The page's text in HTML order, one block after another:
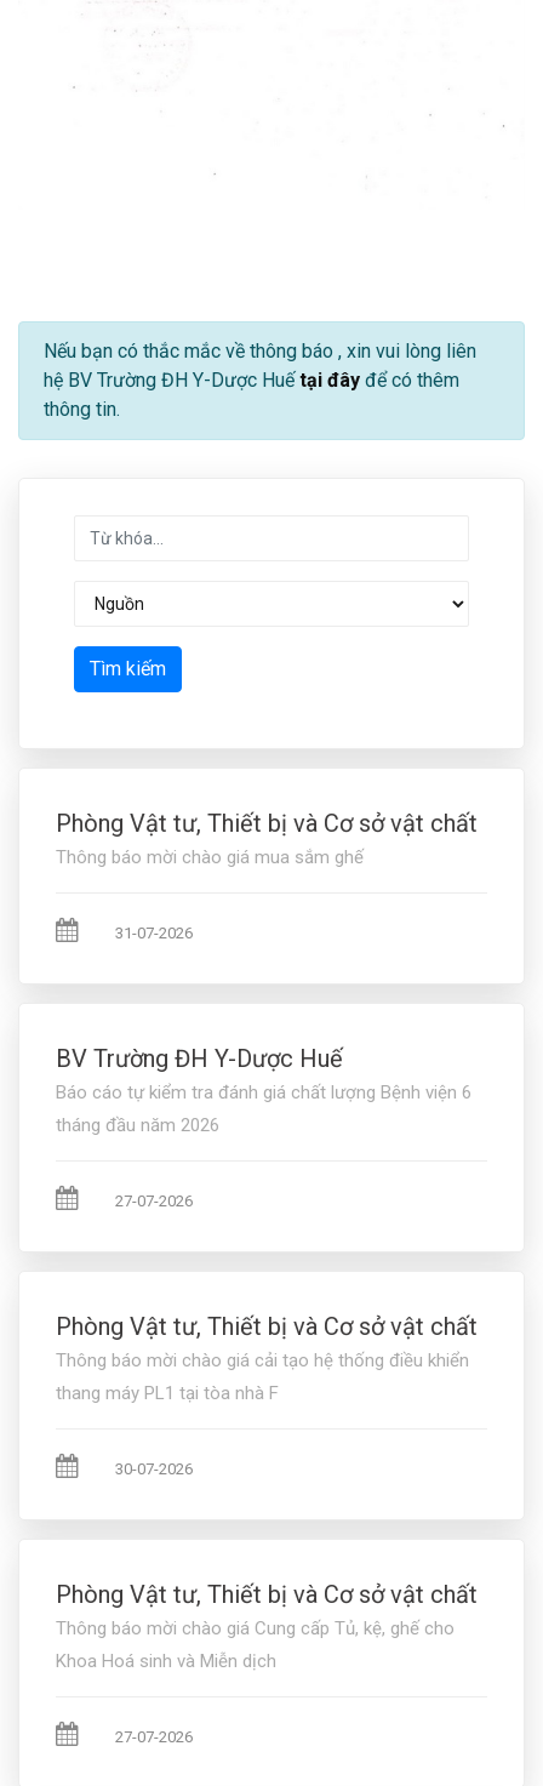
Nếu bạn có thắc mắc về thông báo , xin vui lòng liên
hệ BV Trường ĐH Y-Dược Huếtại đây để có thêm
thông tin.
Tìm kiếm
Phòng Vật tư, Thiết bị và Cơ sở vật chất
Thông báo mời chào giá mua sắm ghế
31-07-2026
BV Trường ĐH Y-Dược Huế
Báo cáo tự kiểm tra đánh giá chất lượng Bệnh viện 6
tháng đầu năm 2026
27-07-2026
Phòng Vật tư, Thiết bị và Cơ sở vật chất
Thông báo mời chào giá cải tạo hệ thống điều khiển
thang máy PL1 tại tòa nhà F
30-07-2026
Phòng Vật tư, Thiết bị và Cơ sở vật chất
Thông báo mời chào giá Cung cấp Tủ, kệ, ghế cho
Khoa Hoá sinh và Miễn dịch
27-07-2026